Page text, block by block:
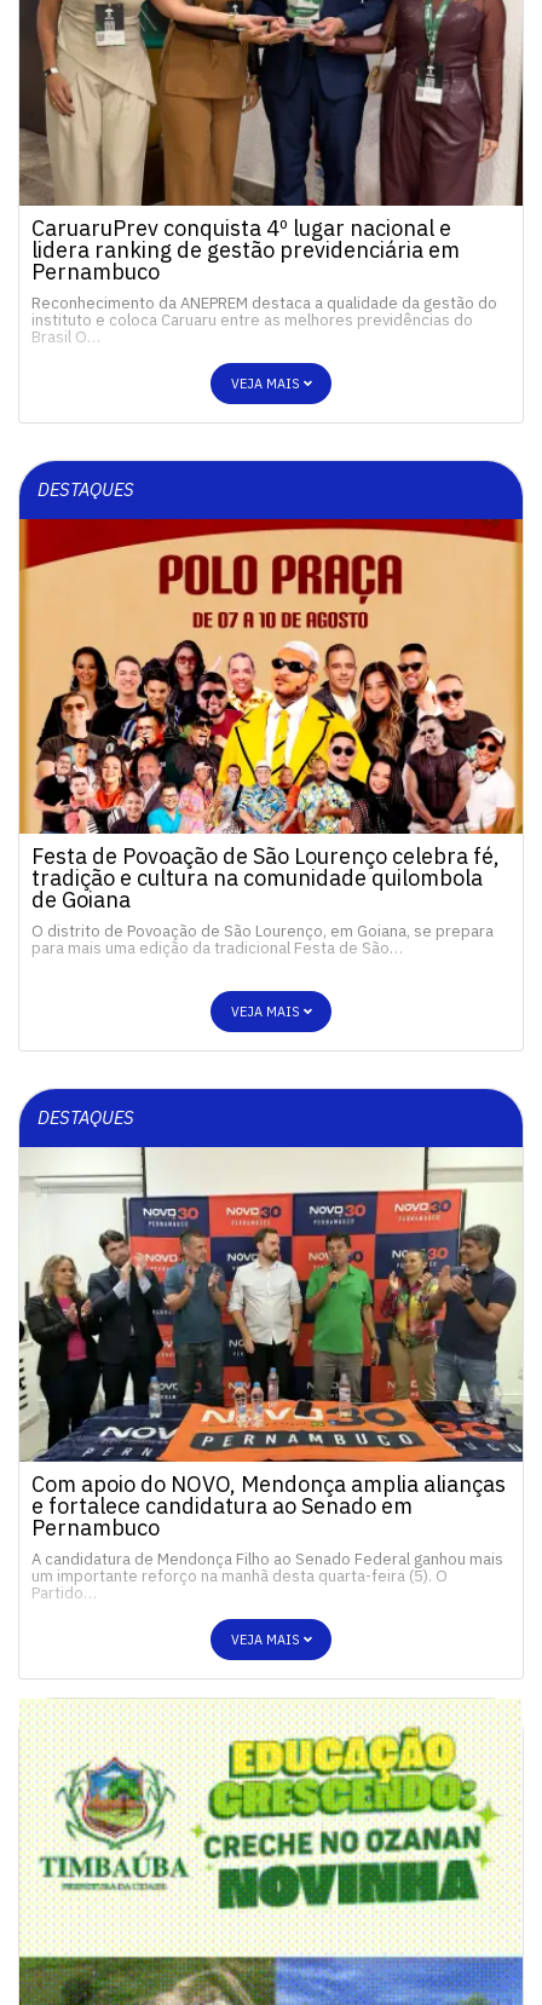
CaruaruPrev conquista 4º lugar nacional e
lidera ranking de gestão previdenciária em
Pernambuco
Reconhecimento da ANEPREM destaca a qualidade da gestão do
instituto e coloca Caruaru entre as melhores previdências do
Brasil O…
VEJA MAIS
DESTAQUES
Festa de Povoação de São Lourenço celebra fé,
tradição e cultura na comunidade quilombola
de Goiana
O distrito de Povoação de São Lourenço, em Goiana, se prepara
para mais uma edição da tradicional Festa de São…
VEJA MAIS
DESTAQUES
Com apoio do NOVO, Mendonça amplia alianças
e fortalece candidatura ao Senado em
Pernambuco
A candidatura de Mendonça Filho ao Senado Federal ganhou mais
um importante reforço na manhã desta quarta-feira (5). O
Partido…
VEJA MAIS